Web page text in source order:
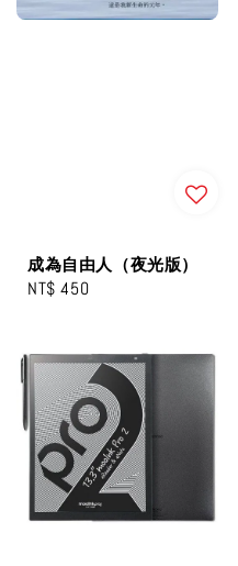
成為自由人（夜光版）
Regular
NT$ 450